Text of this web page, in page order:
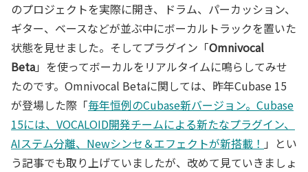
のプロジェクトを実際に開き、ドラム、パーカッション、
ギター、ベースなどが並ぶ中にボーカルトラックを置いた
状態を見せました。そしてプラグイン「Omnivocal
Beta」を使ってボーカルをリアルタイムに鳴らしてみせ
たのです。Omnivocal Betaに関しては、昨年Cubase 15
が登場した際「毎年恒例のCubase新バージョン。Cubase
15には、VOCALOID開発チームによる新たなプラグイン、
AIステム分離、Newシンセ＆エフェクトが新搭載！ 」とい
う記事でも取り上げていましたが、改めて見ていきましょ